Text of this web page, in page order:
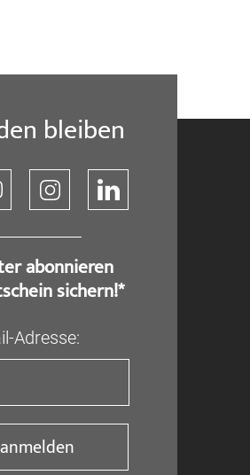
bleiben
abonnieren
sichern!*
Adresse: